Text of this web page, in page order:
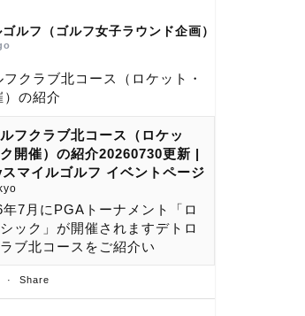
ルフ（ゴルフ女子ラウンド企画）
クラブ北コース（ロケット・
）の紹介
フクラブ北コース（ロケッ
開催）の紹介20260730更新 |
マイルゴルフ イベントページ
7月にPGAトーナメント「ロ
ック」が開催されますデトロ
ブ北コースをご紹介い
· Share